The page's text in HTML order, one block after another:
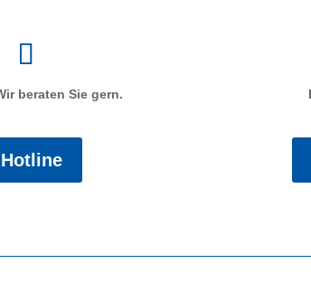
beraten Sie gern.
Hotline